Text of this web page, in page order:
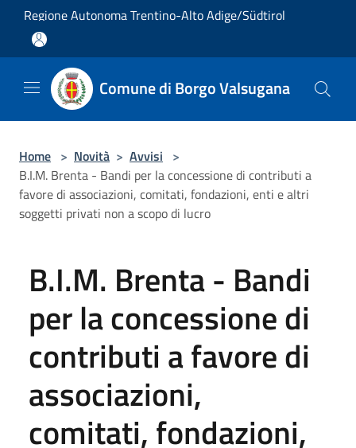
Salta al contenuto principale
Regione Autonoma Trentino-Alto Adige/Südtirol
Comune di Borgo Valsugana
Home > Novità > Avvisi >
B.I.M. Brenta - Bandi per la concessione di contributi a
favore di associazioni, comitati, fondazioni, enti e altri
soggetti privati non a scopo di lucro
B.I.M. Brenta - Bandi
per la concessione di
contributi a favore di
associazioni,
comitati, fondazioni,